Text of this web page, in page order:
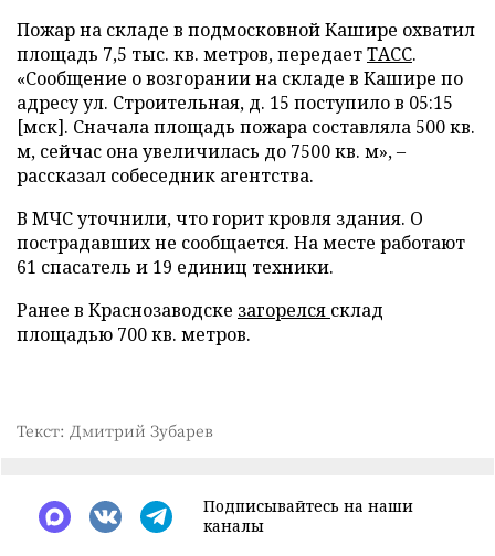
Пожар на складе в подмосковной Кашире охватил
площадь 7,5 тыс. кв. метров, передаетТАСС.
«Сообщение о возгорании на складе в Кашире по
адресу ул. Строительная, д. 15 поступило в 05:15
[мск]. Сначала площадь пожара составляла 500 кв.
м, сейчас она увеличилась до 7500 кв. м», –
рассказал собеседник агентства.
В МЧС уточнили, что горит кровля здания. О
пострадавших не сообщается. На месте работают
61 спасатель и 19 единиц техники.
Ранее в Краснозаводске загорелся склад
площадью 700 кв. метров.
Текст: Дмитрий Зубарев
Подписывайтесь на наши
каналы